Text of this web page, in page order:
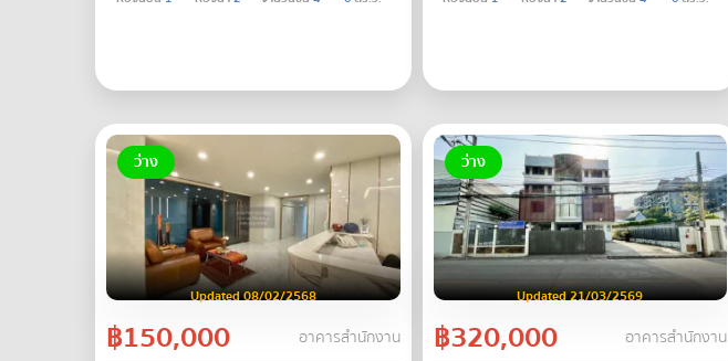
ว่าง
Updated 08/02/2568
฿150,000 อาคารสำนักงาน
ว่าง
Updated 21/03/2569
฿320,000 อาคารสำนักงาน